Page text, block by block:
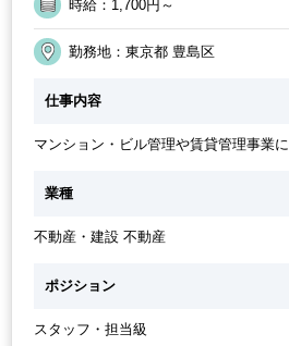
時給：1,700円～
勤務地：東京都 豊島区
仕事内容
マンション・ビル管理や賃貸管理事業
当頂きます。 【業務内容例】 データ入力 入金確認 請求書管理 資
料作成 その他総務業務 等
業種
不動産・建設 不動産
ポジション
スタッフ・担当級